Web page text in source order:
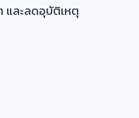
และลดอุบัติเหตุ